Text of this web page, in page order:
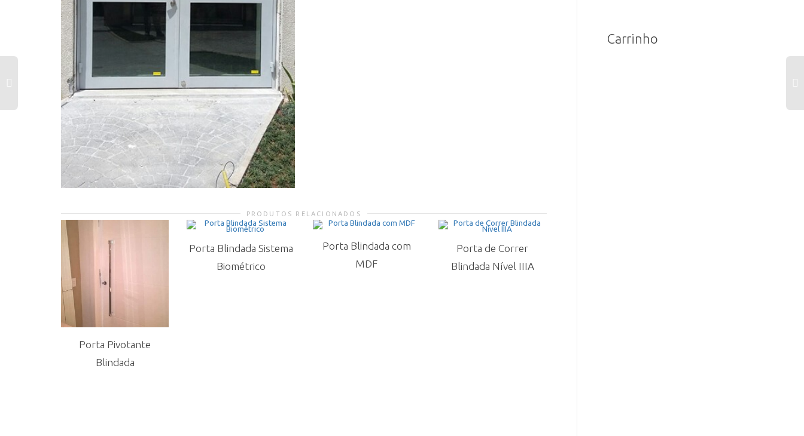
PRODUTOS RELACIONADOS
Porta Pivotante
Blindada
Porta Blindada Sistema
Biométrico
Porta Blindada com
MDF
Porta de Correr
Blindada Nível IIIA
Carrinho